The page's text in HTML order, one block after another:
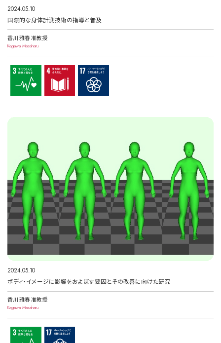
2024.05.10
国際的な身体計測技術の指導と普及
香川 雅春 准教授
Kagawa Masaharu
2024.05.10
ボディ・イメージに影響をおよぼす要因とその改善に向けた研究
香川 雅春 准教授
Kagawa Masaharu